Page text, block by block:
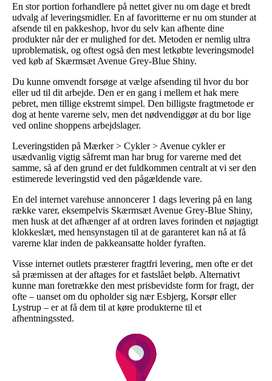
En stor portion forhandlere på nettet giver nu om dage et bredt
udvalg af leveringsmidler. En af favoritterne er nu om stunder at
afsende til en pakkeshop, hvor du selv kan afhente dine
produkter når der er mulighed for det. Metoden er nemlig ultra
uproblematisk, og oftest også den mest letkøbte leveringsmodel
ved køb af Skærmsæt Avenue Grey-Blue Shiny.
Du kunne omvendt forsøge at vælge afsending til hvor du bor
eller ud til dit arbejde. Den er en gang i mellem et hak mere
pebret, men tillige ekstremt simpel. Den billigste fragtmetode er
dog at hente varerne selv, men det nødvendiggør at du bor lige
ved online shoppens arbejdslager.
Leveringstiden på Mærker > Cykler > Avenue cykler er
usædvanlig vigtig såfremt man har brug for varerne med det
samme, så af den grund er det fuldkommen centralt at vi ser den
estimerede leveringstid ved den pågældende vare.
En del internet varehuse annoncerer 1 dags levering på en lang
række varer, eksempelvis Skærmsæt Avenue Grey-Blue Shiny,
men husk at det afhænger af at ordren laves forinden et nøjagtigt
klokkeslæt, med hensynstagen til at de garanteret kan nå at få
varerne klar inden de pakkeansatte holder fyraften.
Visse internet outlets præsterer fragtfri levering, men ofte er det
så præmissen at der aftages for et fastslået beløb. Alternativt
kunne man foretrække den mest prisbevidste form for fragt, der
ofte – uanset om du opholder sig nær Esbjerg, Korsør eller
Lystrup – er at få dem til at køre produkterne til et
afhentningssted.